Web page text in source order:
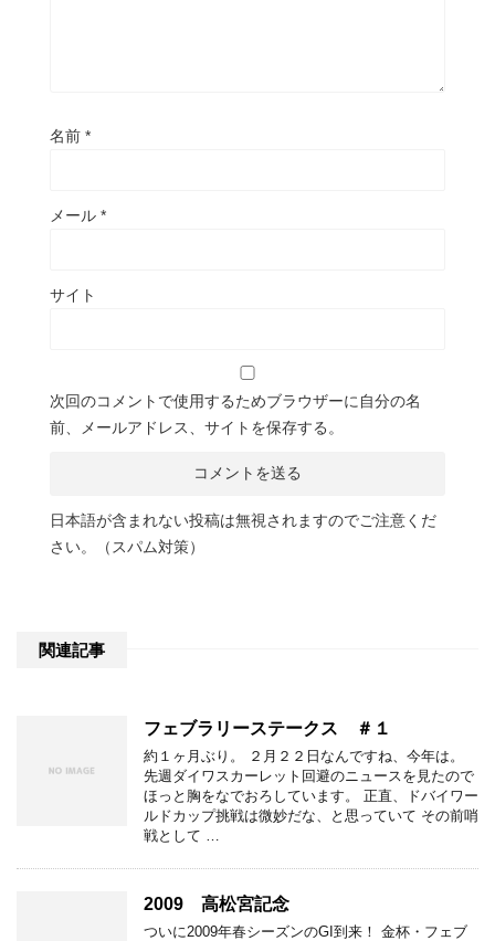
名前 *
メール *
サイト
次回のコメントで使用するためブラウザーに自分の名
前、メールアドレス、サイトを保存する。
日本語が含まれない投稿は無視されますのでご注意くだ
さい。（スパム対策）
関連記事
フェブラリーステークス ＃１
約１ヶ月ぶり。 ２月２２日なんですね、今年は。
先週ダイワスカーレット回避のニュースを見たので
ほっと胸をなでおろしています。 正直、ドバイワー
ルドカップ挑戦は微妙だな、と思っていて その前哨
戦として …
2009 高松宮記念
ついに2009年春シーズンのGI到来！ 金杯・フェブ